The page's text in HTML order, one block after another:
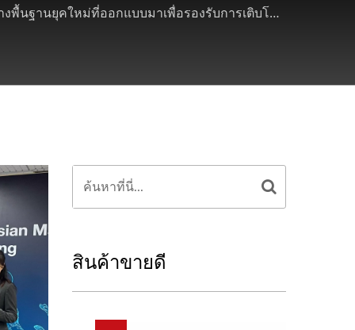
งพื้นฐานยุคใหม่ที่ออกแบบมาเพื่อรองรับการเติบโต
สินค้าขายดี